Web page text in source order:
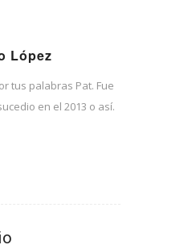
López
tus palabras Pat. Fue
en el 2013 o así.